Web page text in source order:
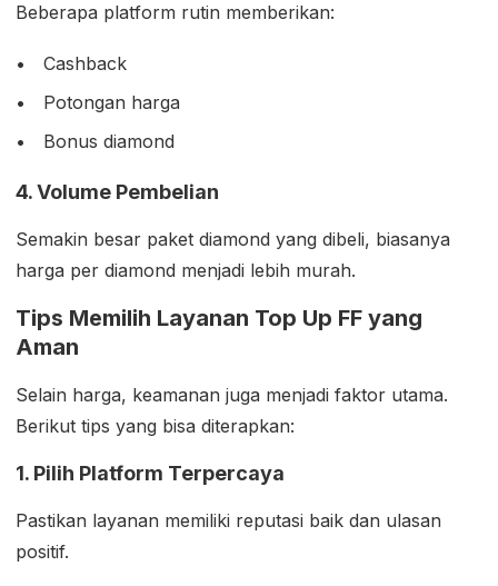
Beberapa platform rutin memberikan:
Cashback
Potongan harga
Bonus diamond
4. Volume Pembelian
Semakin besar paket diamond yang dibeli, biasanya
harga per diamond menjadi lebih murah.
Tips Memilih Layanan Top Up FF yang
Aman
Selain harga, keamanan juga menjadi faktor utama.
Berikut tips yang bisa diterapkan:
1. Pilih Platform Terpercaya
Pastikan layanan memiliki reputasi baik dan ulasan
positif.